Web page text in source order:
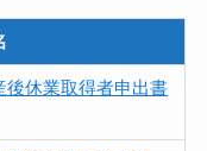
後休業取得者申出書